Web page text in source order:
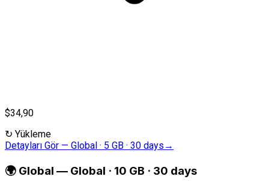
$34,90
↻ Yükleme
Detayları Gör — Global · 5 GB · 30 days →
🌍 Global — Global · 10 GB · 30 days